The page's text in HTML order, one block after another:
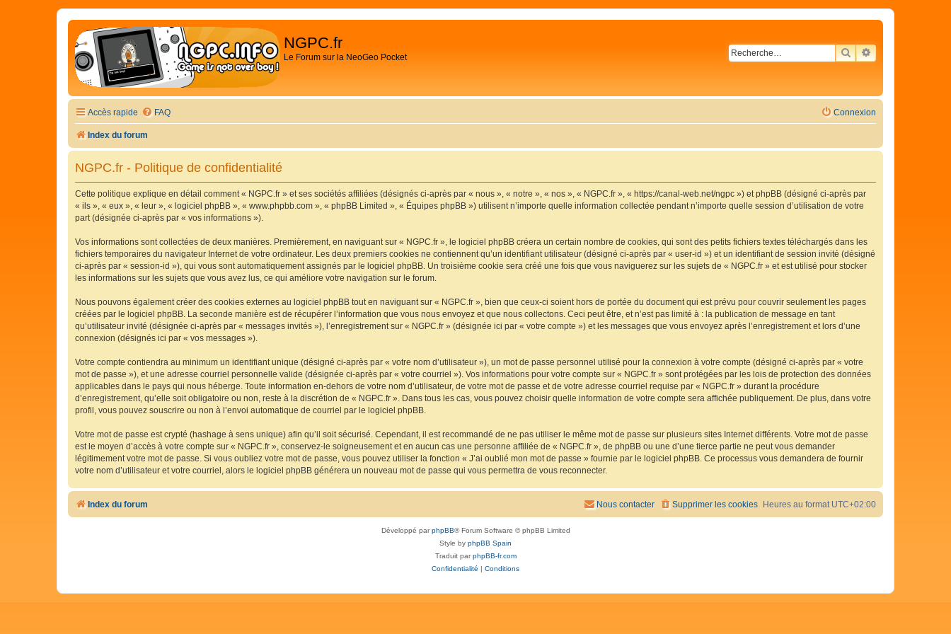
NGPC.fr
Le Forum sur la NeoGeo Pocket RECHERCHER
RECHERCHE
Accès rapide FAQ Connexion
Index du forum
NGPC.fr - Politique de confidentialité
Cette politique explique en détail comment « NGPC.fr » et ses sociétés affiliées (désignés ci-après par « nous », « notre », « nos », « NGPC.fr », « https://canal-web.net/ngpc ») et phpBB (désigné ci-après par
« ils », « eux », « leur », « logiciel phpBB », « www.phpbb.com », « phpBB Limited », « Équipes phpBB ») utilisent n’importe quelle information collectée pendant n’importe quelle session d’utilisation de votre
part (désignée ci-après par « vos informations »).
Vos informations sont collectées de deux manières. Premièrement, en naviguant sur « NGPC.fr », le logiciel phpBB créera un certain nombre de cookies, qui sont des petits fichiers textes téléchargés dans les
fichiers temporaires du navigateur Internet de votre ordinateur. Les deux premiers cookies ne contiennent qu’un identifiant utilisateur (désigné ci-après par « user-id ») et un identifiant de session invité (désigné
ci-après par « session-id »), qui vous sont automatiquement assignés par le logiciel phpBB. Un troisième cookie sera créé une fois que vous naviguerez sur les sujets de « NGPC.fr » et est utilisé pour stocker
les informations sur les sujets que vous avez lus, ce qui améliore votre navigation sur le forum.
Nous pouvons également créer des cookies externes au logiciel phpBB tout en naviguant sur « NGPC.fr », bien que ceux-ci soient hors de portée du document qui est prévu pour couvrir seulement les pages
créées par le logiciel phpBB. La seconde manière est de récupérer l’information que vous nous envoyez et que nous collectons. Ceci peut être, et n’est pas limité à : la publication de message en tant
qu’utilisateur invité (désignée ci-après par « messages invités »), l’enregistrement sur « NGPC.fr » (désignée ici par « votre compte ») et les messages que vous envoyez après l’enregistrement et lors d’une
connexion (désignés ici par « vos messages »).
Votre compte contiendra au minimum un identifiant unique (désigné ci-après par « votre nom d’utilisateur »), un mot de passe personnel utilisé pour la connexion à votre compte (désigné ci-après par « votre
mot de passe »), et une adresse courriel personnelle valide (désignée ci-après par « votre courriel »). Vos informations pour votre compte sur « NGPC.fr » sont protégées par les lois de protection des données
applicables dans le pays qui nous héberge. Toute information en-dehors de votre nom d’utilisateur, de votre mot de passe et de votre adresse courriel requise par « NGPC.fr » durant la procédure
d’enregistrement, qu’elle soit obligatoire ou non, reste à la discrétion de « NGPC.fr ». Dans tous les cas, vous pouvez choisir quelle information de votre compte sera affichée publiquement. De plus, dans votre
profil, vous pouvez souscrire ou non à l’envoi automatique de courriel par le logiciel phpBB.
Votre mot de passe est crypté (hashage à sens unique) afin qu’il soit sécurisé. Cependant, il est recommandé de ne pas utiliser le même mot de passe sur plusieurs sites Internet différents. Votre mot de passe
est le moyen d’accès à votre compte sur « NGPC.fr », conservez-le soigneusement et en aucun cas une personne affiliée de « NGPC.fr », de phpBB ou une d’une tierce partie ne peut vous demander
légitimement votre mot de passe. Si vous oubliez votre mot de passe, vous pouvez utiliser la fonction « J’ai oublié mon mot de passe » fournie par le logiciel phpBB. Ce processus vous demandera de fournir
votre nom d’utilisateur et votre courriel, alors le logiciel phpBB générera un nouveau mot de passe qui vous permettra de vous reconnecter.
Index du forum Heures au format UTC+02:00
Supprimer les cookies
Nous contacter
Développé parphpBB® Forum Software © phpBB Limited
Style by phpBB Spain
Traduit parphpBB-fr.com
Confidentialité
Conditions